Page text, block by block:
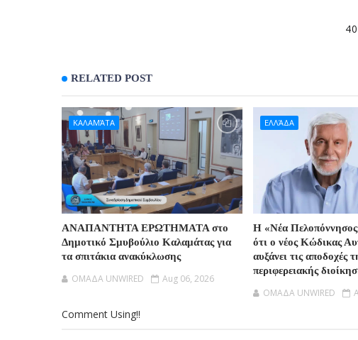
RELATED POST
ΚΑΛΑΜΆΤΑ
ΑΝΑΠΑΝΤΗΤΑ ΕΡΩΤΗΜΑΤΑ στο
Δημοτικό Σμυβούλιο Καλαμάτας για
τα σπιτάκια ανακύκλωσης
OMAΔΑ UNWIRED Aug 06, 2026
ΕΛΛΆΔΑ
Η «Νέα
ότι ο νέος Κώδικας
αυξάνει τις αποδοχές
περιφερειακής
OMAΔΑ UNWIRED
Comment Using!!